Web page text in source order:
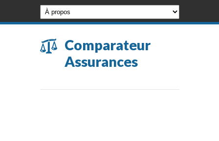
Comparateur
Assurances